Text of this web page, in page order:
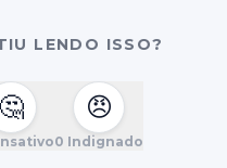
LENDO ISSO?
🤔 😠
0 Indignado